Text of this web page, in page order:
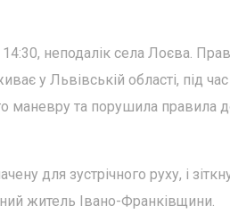
неподалік села Лоєва.
у Львівській області, під
маневру та порушила правила
для зустрічного руху, і
житель Івано-Франківщини.